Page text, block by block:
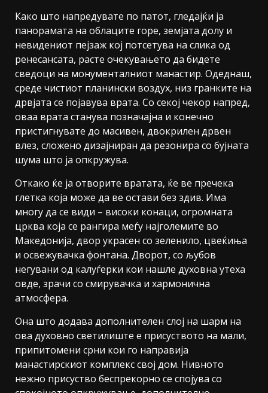
Како што напредувате по патот, гледајќи ја
панорамата на облаците горе, земјата долу и
невидениот пејзаж кој потсетува на слика од
ренесансата, расте очекувањето да бидете
сведоци на монументалниот манастир. Одеднаш,
среде чистиот планински воздух, низ гранките на
дрвјата се појавува врата. Со секој чекор напред,
оваа врата станува позначајна и конечно
пристигнувате до масивен, двокрилен дрвен
влез, сложено дизајниран да резонира со бујната
шума што ја опкружува.
Откако ќе ја отворите вратата, ќе ве пречека
глетка која може да ве остави без здив. Има
многу да се види – високи конаци, огромната
црква која се рангира меѓу најголемите во
Македонија, двор украсен со зеленило, цвеќиња
и освежувачка фонтана. Дворот, со љубов
негувани од калуѓерки кои нашле духовна утеха
овде, зрачи со смирувачка и хармонична
атмосфера.
Она што додава дополнителен слој на шарм на
ова духовно светилиште е присуството на мали,
припитомени срни кои го направија
манастирскиот комплекс свој дом. Нивното
нежно присуство беспрекорно се спојува со